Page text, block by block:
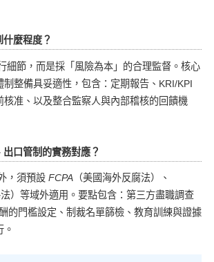
麼程度？
細節，而是採「風險為本」的合理監督。核心
制整備具妥適性，包含：定期報告、KRI/KPI
核准、以及整合監察人與內部稽核的回饋機
口管制的實務對應？
，須預設 FCPA（美國海外反腐法）、
）等域外適用。要點包含：第三方盡職調查
的門檻設定、制裁名單篩檢、教育訓練與證據